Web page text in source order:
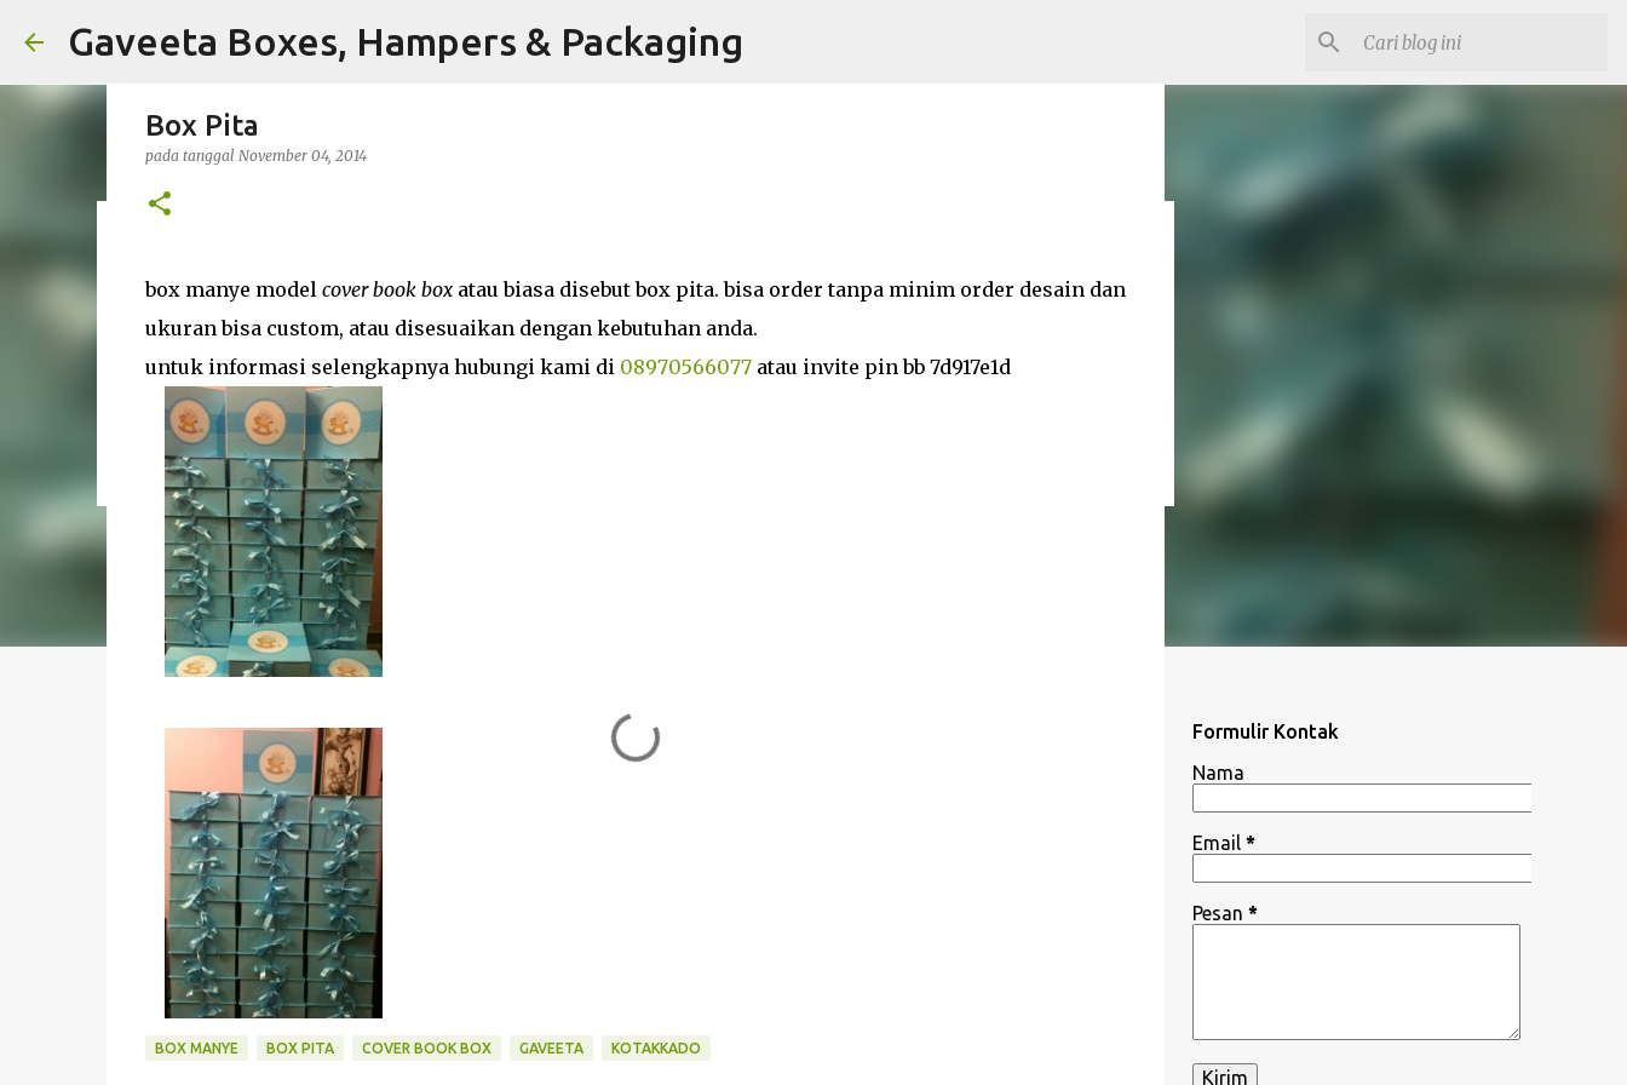
Langsung ke konten utama
Gaveeta Boxes, Hampers & Packaging
Keberlanjutan
pada tanggalJuni 20, 2023
Box Pita
pada tanggal November 04, 2014
box manye model cover book box atau biasa disebut box pita. bisa order tanpa minim order desain dan
ukuran bisa custom, atau disesuaikan dengan kebutuhan anda.
untuk informasi selengkapnya hubungi kami di 08970566077atau invite pin bb 7d917e1d
BOX MANYE BOX PITA COVER BOOK BOX GAVEETA KOTAKKADO
Formulir Kontak
Nama
Email *
Pesan *